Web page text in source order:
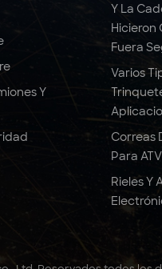
Y
Y La
Hicieron
Fuera
Varios
Correas
Para
Rieles Y